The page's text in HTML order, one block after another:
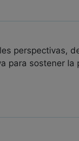
perspectivas,
para sostener la